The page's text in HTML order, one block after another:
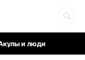
и люди